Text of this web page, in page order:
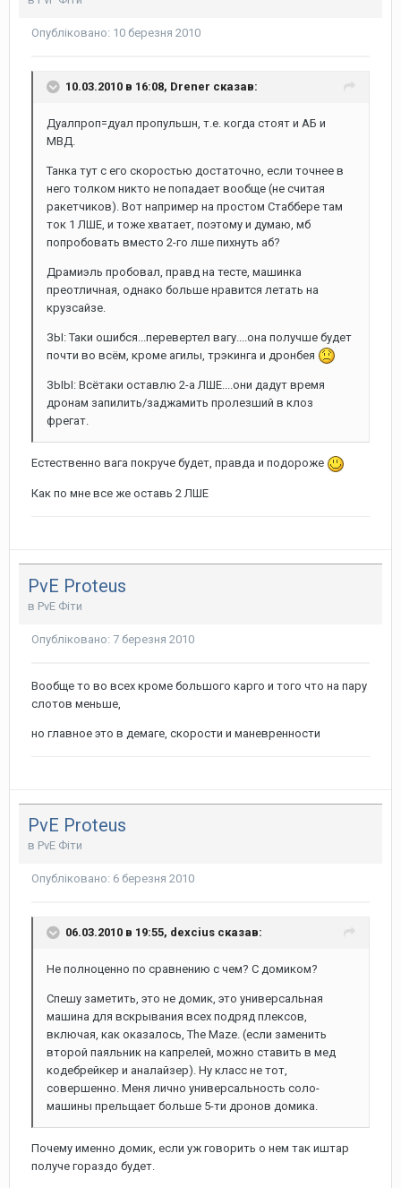
Опубліковано: 10 березня 2010
10.03.2010 в 16:08, Drener сказав:
Дуалпроп=дуал пропульшн, т.е. когда стоят и АБ и
МВД.
Танка тут с его скоростью достаточно, если точнее в
него толком никто не попадает вообще (не считая
ракетчиков). Вот например на простом Стаббере там
ток 1 ЛШЕ, и тоже хватает, поэтому и думаю, мб
попробовать вместо 2-го лше пихнуть аб?
Драмиэль пробовал, правд на тесте, машинка
преотличная, однако больше нравится летать на
крузсайзе.
ЗЫ: Таки ошибся...перевертел вагу....она получше будет
почти во всём, кроме агилы, трэкинга и дронбея
ЗЫЫ: Всётаки оставлю 2-а ЛШЕ....они дадут время
дронам запилить/заджамить пролезший в клоз
фрегат.
Естественно вага покруче будет, правда и подороже
Как по мне все же оставь 2 ЛШЕ
PvE Proteus
в PvE Фіти
Опубліковано: 7 березня 2010
Вообще то во всех кроме большого карго и того что на пару
слотов меньше,
но главное это в демаге, скорости и маневренности
PvE Proteus
в PvE Фіти
Опубліковано: 6 березня 2010
06.03.2010 в 19:55, dexcius сказав:
Не полноценно по сравнению с чем? С домиком?
Спешу заметить, это не домик, это универсальная
машина для вскрывания всех подряд плексов,
включая, как оказалось, The Maze. (если заменить
второй паяльник на капрелей, можно ставить в мед
кодебрейкер и аналайзер). Ну класс не тот,
совершенно. Меня лично универсальность соло-
машины прельщает больше 5-ти дронов домика.
Почему именно домик, если уж говорить о нем так иштар
получе гораздо будет.